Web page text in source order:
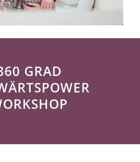
GRAD